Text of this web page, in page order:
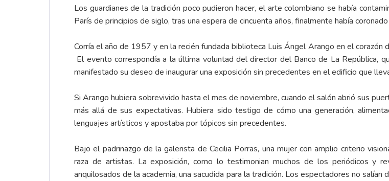
Los guardianes de la tradición poco pudieron hacer, el arte colombiano se había
París de principios de siglo, tras una espera de cincuenta años, finalmente había
Corría el año de 1957 y en la recién fundada biblioteca Luis Ángel Arango en el
El evento correspondía a la última voluntad del director del Banco de La República,
manifestado su deseo de inaugurar una exposición sin precedentes en el edificio que
Si Arango hubiera sobrevivido hasta el mes de noviembre, cuando el salón abrió sus
más allá de sus expectativas. Hubiera sido testigo de cómo una generación,
lenguajes artísticos y apostaba por tópicos sin precedentes.
Bajo el padrinazgo de la galerista de Cecilia Porras, una mujer con amplio criterio
raza de artistas. La exposición, como lo testimonian muchos de los periódicos y
anquilosados de la academia, una sacudida para la tradición. Los espectadores no